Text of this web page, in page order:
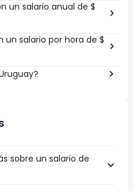
un salario anual de $
salario por hora de $
sobre un salario de